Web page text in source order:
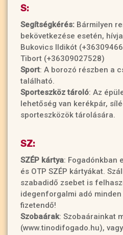
S:
Segítségkérés: Bármilyen
bekövetkezése esetén,
Bukovics Ildikót
Tibort (+36309027528)
Sport: A borozó részben a
található.
Sporteszköz tároló: Az
lehetőség van kerékpár,
sporteszközök tárolására.
SZ:
SZÉP kártya: Fogadónkban
és OTP SZÉP kártyákat.
szabadidő zsebet is
idegenforgalmi adó
fizetendő!
Szobaárak: Szobaárainkat
(www.tinodifogado.hu),